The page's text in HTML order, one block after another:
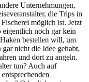
Unternehmungen,
die Trips in
möglich ist. Jetzt
noch gar kein
bestellen will, um
nicht die Idee gehabt,
und dort zu angeln.
tun? Auch auf